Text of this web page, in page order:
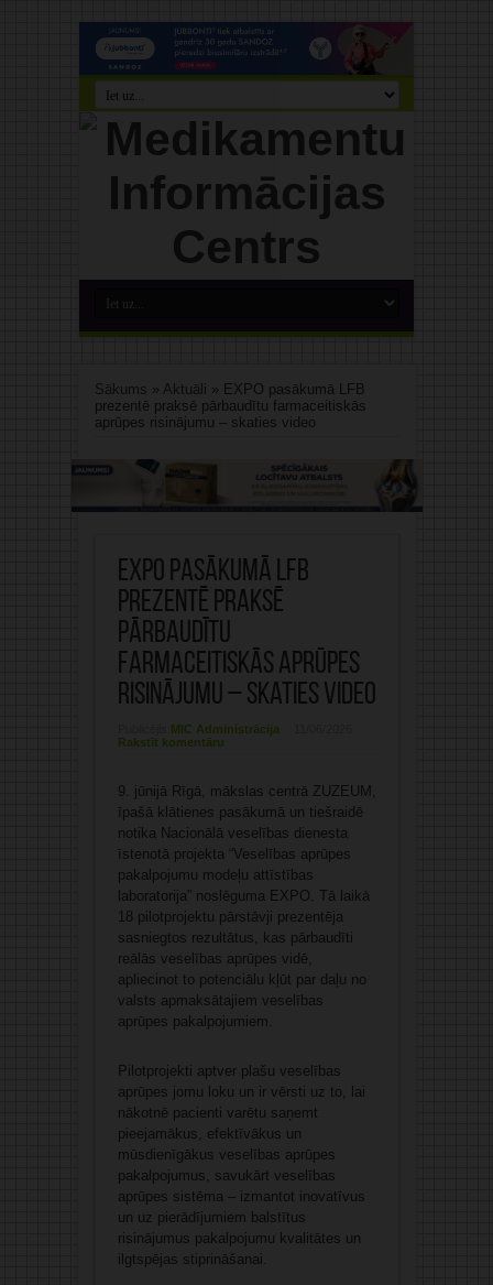
Sākums » Aktuāli » EXPO pasākumā LFB
prezentē praksē pārbaudītu farmaceitiskās
aprūpes risinājumu – skaties video
EXPO pasākumā LFB
prezentē praksē
pārbaudītu
farmaceitiskās aprūpes
risinājumu – skaties video
MIC Administrācija
Rakstīt komentāru
9. jūnijā Rīgā, mākslas centrā ZUZEUM,
īpašā klātienes pasākumā un tiešraidē
notika Nacionālā veselības dienesta
īstenotā projekta “Veselības aprūpes
pakalpojumu modeļu attīstības
laboratorija” noslēguma EXPO. Tā laikā
18 pilotprojektu pārstāvji prezentēja
sasniegtos rezultātus, kas pārbaudīti
reālās veselības aprūpes vidē,
apliecinot to potenciālu kļūt par daļu no
valsts apmaksātajiem veselības
aprūpes pakalpojumiem.
Pilotprojekti aptver plašu veselības
aprūpes jomu loku un ir vērsti uz to, lai
nākotnē pacienti varētu saņemt
pieejamākus, efektīvākus un
mūsdienīgākus veselības aprūpes
pakalpojumus, savukārt veselības
aprūpes sistēma – izmantot inovatīvus
un uz pierādījumiem balstītus
risinājumus pakalpojumu kvalitātes un
ilgtspējas stiprināšanai.